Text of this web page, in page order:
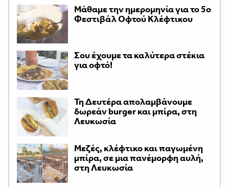
Μάθαμε την ημερομηνία για το 5ο
Φεστιβάλ Οφτού Κλέφτικου
Σου έχουμε τα καλύτερα στέκια
για οφτό!
Τη Δευτέρα απολαμβάνουμε
δωρεάν burger και μπίρα, στη
Λευκωσία
Μεζές, κλέφτικο και παγωμένη
μπίρα, σε μια πανέμορφη αυλή,
στη Λευκωσία